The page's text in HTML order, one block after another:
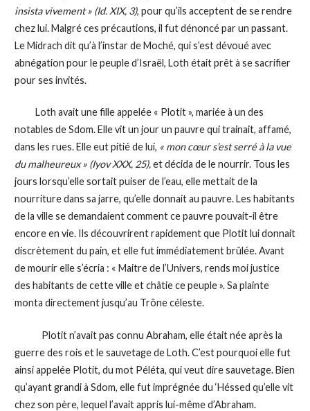
insista vivement » (Id. XIX, 3), pour qu’ils acceptent de se rendre
chez lui. Malgré ces précautions, il fut dénoncé par un passant.
Le Midrach dit qu’à l’instar de Moché, qui s’est dévoué avec
abnégation pour le peuple d’Israël, Loth était prêt à se sacrifier
pour ses invités.
Loth avait une fille appelée « Plotit », mariée à un des
notables de Sdom. Elle vit un jour un pauvre qui trainait, affamé,
dans les rues. Elle eut pitié de lui, « mon cœur s’est serré à la vue
du malheureux » (Iyov XXX, 25),et décida de le nourrir. Tous les
jours lorsqu’elle sortait puiser de l’eau, elle mettait de la
nourriture dans sa jarre, qu’elle donnait au pauvre. Les habitants
de la ville se demandaient comment ce pauvre pouvait-il être
encore en vie. Ils découvrirent rapidement que Plotit lui donnait
discrètement du pain, et elle fut immédiatement brûlée. Avant
de mourir elle s’écria : « Maitre de l’Univers, rends moi justice
des habitants de cette ville et châtie ce peuple ». Sa plainte
monta directement jusqu’au Trône céleste.
Plotit n’avait pas connu Abraham, elle était née après la
guerre des rois et le sauvetage de Loth. C’est pourquoi elle fut
ainsi appelée Plotit, du mot Péléta, qui veut dire sauvetage. Bien
qu’ayant grandi à Sdom, elle fut imprégnée du ‘Héssed qu’elle vit
chez son père, lequel l’avait appris lui-même d’Abraham.